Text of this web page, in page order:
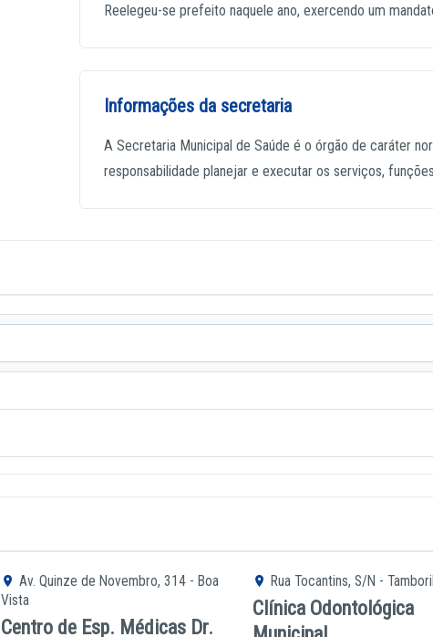
Reelegeu-se prefeito naquele ano, exercendo um
Informações da secretaria
A Secretaria Municipal de Saúde é o órgão de caráter
responsabilidade planejar e executar os serviços,
Av. Quinze de Novembro, 314 - Boa
Vista
Centro de Esp. Médicas Dr.
Rua Tocantins, S/N - Tamboril
Clínica Odontológica